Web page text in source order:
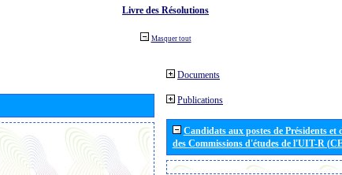
Livre des Résolutions
Masquer tout
Documents
Publications
Candidats aux postes de Présidents et
des Commissions d'études de l'UIT-R